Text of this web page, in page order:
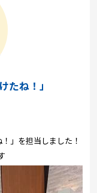
金
たね！」
」を担当しました！